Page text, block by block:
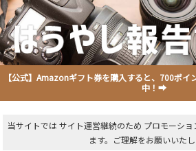
【公式】Amazonギフト券を購入すると、700ポイ
中！➡
当サイトでは サイト運営継続のため プロモーシ
ます。ご理解をお願いいたし